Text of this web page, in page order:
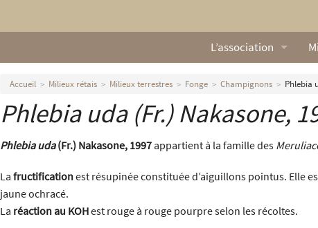
L’association
Qui sommes nous ?
Nos missions
Nos statuts
Le Conseil
Accueil Milieux rétais Milieux terrestres Fonge Champignons Phlebia
Phlebia uda(Fr.) Nakasone,
Phlebia uda(Fr.) Nakasone, 1997 appartient à la famille des
La fructificationest résupinée constituée d’aiguillons pointus. Elle
jaune ochracé.
La réaction au KOHest rouge à rouge pourpre selon les récoltes.